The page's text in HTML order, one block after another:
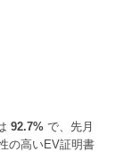
92.7% で、先月
の高いEV証明書